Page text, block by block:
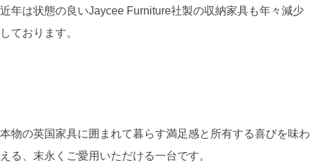
近年は状態の良いJaycee Furniture社製の収納家具も年々減少
しております。
本物の英国家具に囲まれて暮らす満足感と所有する喜びを味わ
える、末永くご愛用いただける一台です。